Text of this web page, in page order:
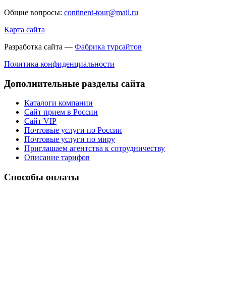
Общие вопросы: continent-tour@mail.ru
Карта сайта
Разработка сайта — Фабрика турсайтов
Политика конфиденциальности
Дополнительные разделы сайта
Каталоги компании
Сайт прием в России
Сайт VIP
Почтовые услуги по России
Почтовые услуги по миру
Приглашаем агентства к сотрудничеству
Описание тарифов
Способы оплаты